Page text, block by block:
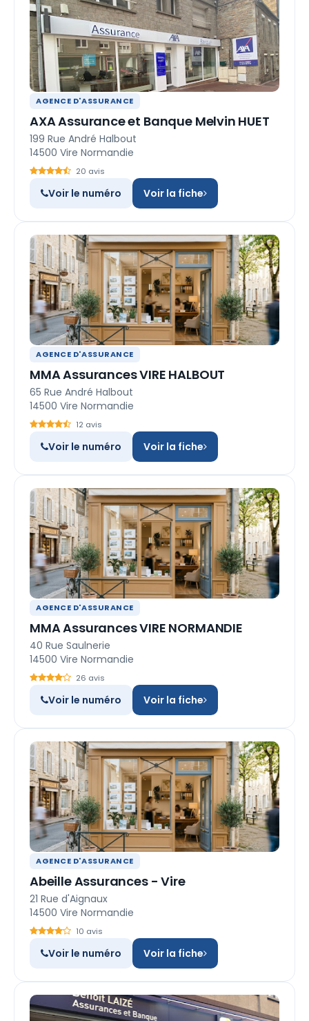
AGENCE D'ASSURANCE
AXA Assurance et Banque Melvin HUET
199 Rue André Halbout
14500 Vire Normandie
20 avis
Voir le numéro Voir la fiche
AGENCE D'ASSURANCE
MMA Assurances VIRE HALBOUT
65 Rue André Halbout
14500 Vire Normandie
12 avis
Voir le numéro Voir la fiche
AGENCE D'ASSURANCE
MMA Assurances VIRE NORMANDIE
40 Rue Saulnerie
14500 Vire Normandie
26 avis
Voir le numéro Voir la fiche
AGENCE D'ASSURANCE
Abeille Assurances - Vire
21 Rue d'Aignaux
14500 Vire Normandie
10 avis
Voir le numéro Voir la fiche